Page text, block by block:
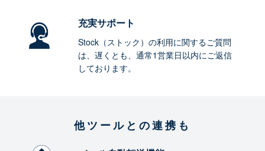
充実サポート
Stock（ストック）の利用に関するご質問
は、遅くとも、通常1営業日以内にご返信
しております。
他ツールとの連携も